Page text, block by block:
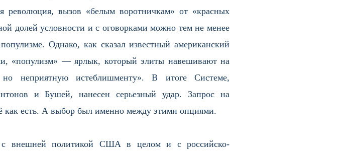
революция, вызов «белым воротничкам» от «красных
долей условности и с оговорками можно тем не менее
Однако, как сказал известный американский
«популизм» — ярлык, который элиты навешивают на
неприятную истеблишменту». В итоге Системе,
и Бушей, нанесен серьезный удар. Запрос на
как есть. А выбор был именно между этими опциями.
с внешней политикой США в целом и с российско-